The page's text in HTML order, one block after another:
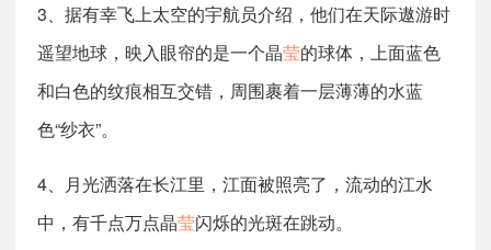
3、据有幸飞上太空的宇航员介绍，他们在天际遨游时
遥望地球，映入眼帘的是一个晶莹的球体，上面蓝色
和白色的纹痕相互交错，周围裹着一层薄薄的水蓝
色“纱衣”。
4、月光洒落在长江里，江面被照亮了，流动的江水
中，有千点万点晶莹闪烁的光斑在跳动。